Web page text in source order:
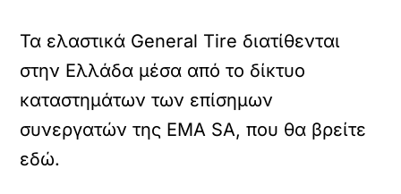
Τα ελαστικά General Tire διατίθενται
στην Ελλάδα μέσα από το δίκτυο
καταστημάτων των επίσημων
συνεργατών της ΕΜΑ SA, που θα βρείτε
εδώ.